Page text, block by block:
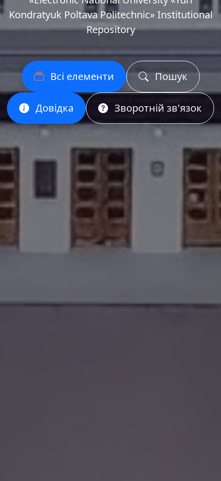
Kondratyuk Poltava Politechnic» Institutional
Repository
Всі елементи Пошук
Довідка Зворотній зв'язок